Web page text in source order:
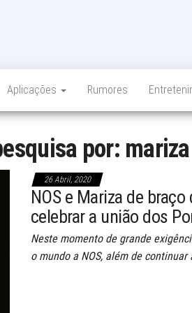
Aplicações Rumores
por: mariza
26 Abril, 2020
NOS e Mariza de braço
celebrar a união dos
Neste momento de grande
o mundo a NOS, além de